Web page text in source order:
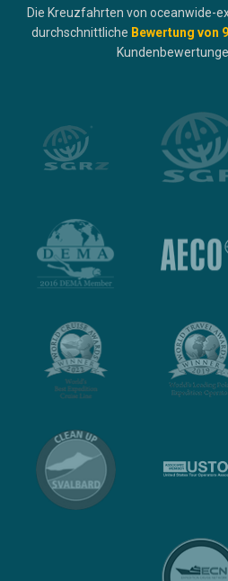
Die Kreuzfahrten von oceanwide-
durchschnittliche Bewertung von